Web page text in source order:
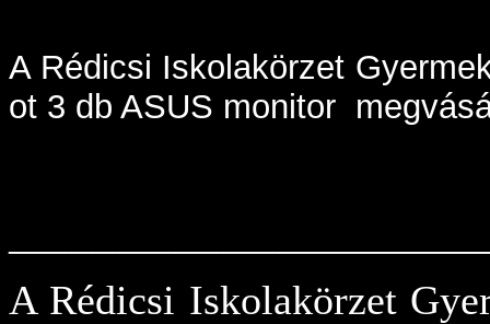
A Rédicsi Iskolakörzet
ot 3 db ASUS monitor
A Rédicsi Iskolakörzet